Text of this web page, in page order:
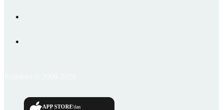
APP STORE'dan